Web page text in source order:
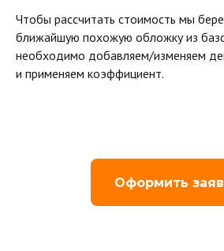
Чтобы рассчитать стоимость мы
ближайшую похожую обложку из
необходимо добавляем/изменяем
и применяем коэффициент.
Оформить